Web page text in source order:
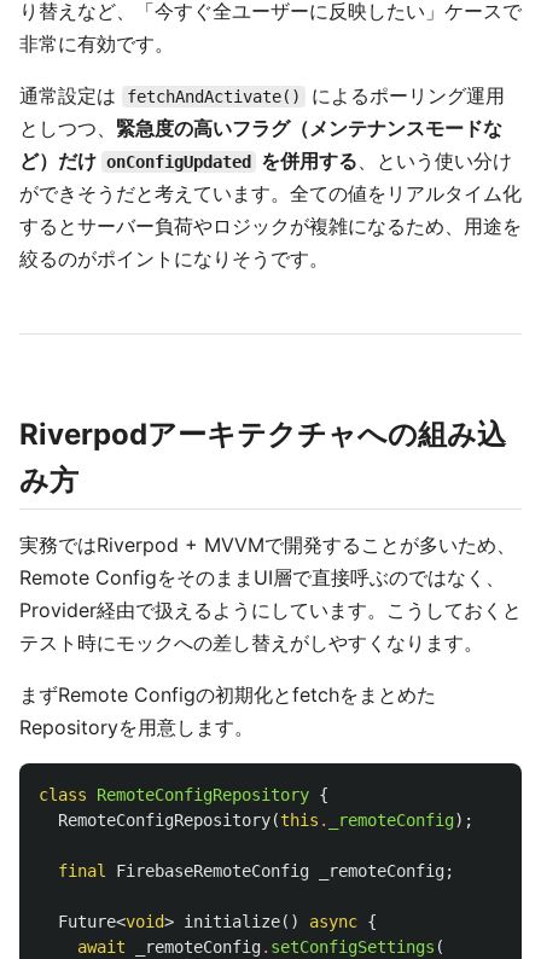
り替えなど、「今すぐ全ユーザーに反映したい」ケースで
非常に有効です。
通常設定は fetchAndActivate()
によるポーリング運用
としつつ、 緊急度の高いフラグ（メンテナンスモードな
ど）だけ onConfigUpdated を併用する、という使い分け
ができそうだと考えています。全ての値をリアルタイム化
するとサーバー負荷やロジックが複雑になるため、用途を
絞るのがポイントになりそうです。
Riverpodアーキテクチャへの組み込
み方
実務ではRiverpod + MVVMで開発することが多いため、
Remote ConfigをそのままUI層で直接呼ぶのではなく、
Provider経由で扱えるようにしています。こうしておくと
テスト時にモックへの差し替えがしやすくなります。
まずRemote Configの初期化とfetchをまとめた
Repositoryを用意します。
class RemoteConfigRepository {
RemoteConfigRepository(this . _remoteConfig);
final FirebaseRemoteConfig _remoteConfig;
Future<void> initialize() async {
await
_remoteConfig. setConfigSettings (